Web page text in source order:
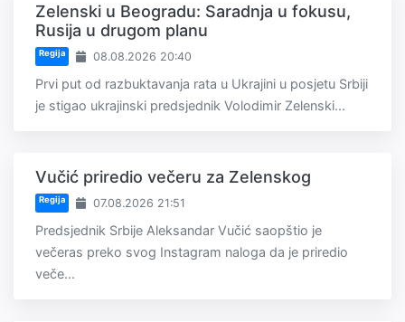
Zelenski u Beogradu: Saradnja u fokusu,
Rusija u drugom planu
Regija 08.08.2026 20:40
Prvi put od razbuktavanja rata u Ukrajini u posjetu Srbiji
je stigao ukrajinski predsjednik Volodimir Zelenski...
Vučić priredio večeru za Zelenskog
Regija 07.08.2026 21:51
Predsjednik Srbije Aleksandar Vučić saopštio je
večeras preko svog Instagram naloga da je priredio
veče...